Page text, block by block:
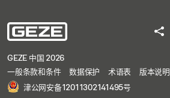
GEZE 中国 2026
一般条款和条件
数据保护 术语表 版本说明
津公网安备12011302141495号